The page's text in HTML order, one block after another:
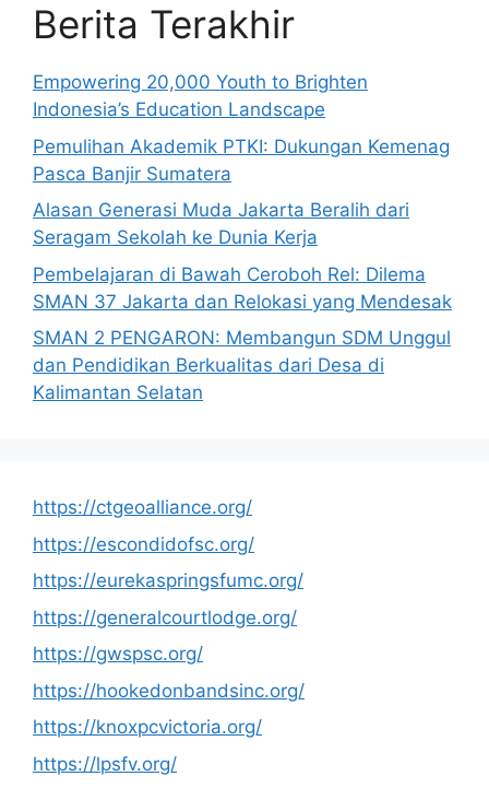
Berita Terakhir
Empowering 20,000 Youth to Brighten
Indonesia’s Education Landscape
Pemulihan Akademik PTKI: Dukungan Kemenag
Pasca Banjir Sumatera
Alasan Generasi Muda Jakarta Beralih dari
Seragam Sekolah ke Dunia Kerja
Pembelajaran di Bawah Ceroboh Rel: Dilema
SMAN 37 Jakarta dan Relokasi yang Mendesak
SMAN 2 PENGARON: Membangun SDM Unggul
dan Pendidikan Berkualitas dari Desa di
Kalimantan Selatan
https://ctgeoalliance.org/
https://escondidofsc.org/
https://eurekaspringsfumc.org/
https://generalcourtlodge.org/
https://gwspsc.org/
https://hookedonbandsinc.org/
https://knoxpcvictoria.org/
https://lpsfv.org/